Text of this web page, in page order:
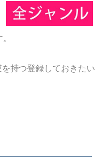
持つ登録しておきたい